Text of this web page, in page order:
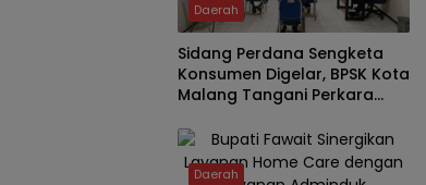
Daerah
Sidang Perdana Sengketa
Konsumen Digelar, BPSK Kota
Malang Tangani Perkara
Majusari
Daerah